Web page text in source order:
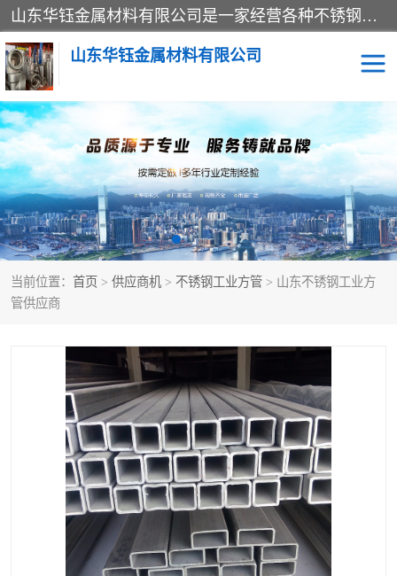
山东华钰金属材料有限公司是一家经营各种不锈钢管材、板材、圆钢、法兰、封头、型材等产品的公司；主营产品有：不锈钢管，激光切割，管件标准件，不锈钢圆钢，不锈钢人孔，不锈钢亮管，不锈钢角钢，不锈钢加工，不锈钢管子，不锈钢工业方管，不锈钢封头，不锈钢法兰，不锈钢阀门，不锈钢槽钢，不锈钢扁钢，不锈钢板等；可为客户制作各种规格的型材及不锈钢配件、非标准件及各种容器具等，能满足客户的不同采购要求。
山东华钰金属材料有限公司
当前位置： 首页 > 供应商机 > 不锈钢工业方管 > 山东不锈钢工业方
管供应商
不锈钢管 激光切割
管件标准件 不锈钢圆钢
不锈钢人孔 不锈钢亮管
不锈钢角钢 不锈钢加工
不锈钢封头 不锈钢法兰
不锈钢阀门 不锈钢槽钢
不锈钢扁钢